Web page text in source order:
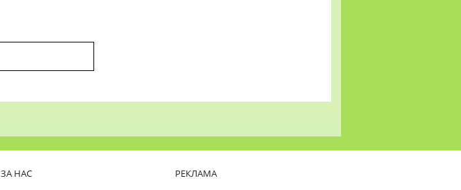
ЗА НАС РЕКЛАМА